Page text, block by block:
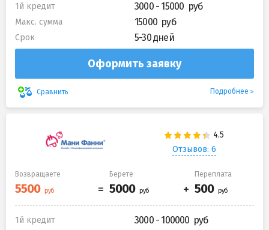
1й кредит 3000 - 15000
Макс. сумма 15000
Срок 5-30 дней
Оформить заявку
Сравнить Подробнее
Отзывов: 6
Возвращаете Берете Переплата
1й кредит
3000 - 100000